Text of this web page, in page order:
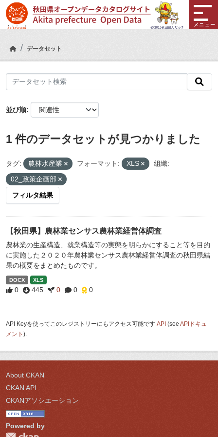
Skip to main content
メニュー
データセット
並び順
1 件のデータセットが見つかりました
タグ: 農林水産業 フォーマット: XLS
組織:
02_政策企画部
フィルタ結果
【秋田県】農林業センサス農林業経営体調査
農林業の生産構造、就業構造等の実態を明らかにすること等を目的
に実施した２０２０年農林業センサス農林業経営体調査の秋田県結
果の概要をまとめたものです。
DOCX XLS
0 445 0 0 0
API Keyを使ってこのレジストリーにもアクセス可能です API (see APIドキュ
メント ).
About CKAN
CKAN API
CKANアソシエーション
Powered by